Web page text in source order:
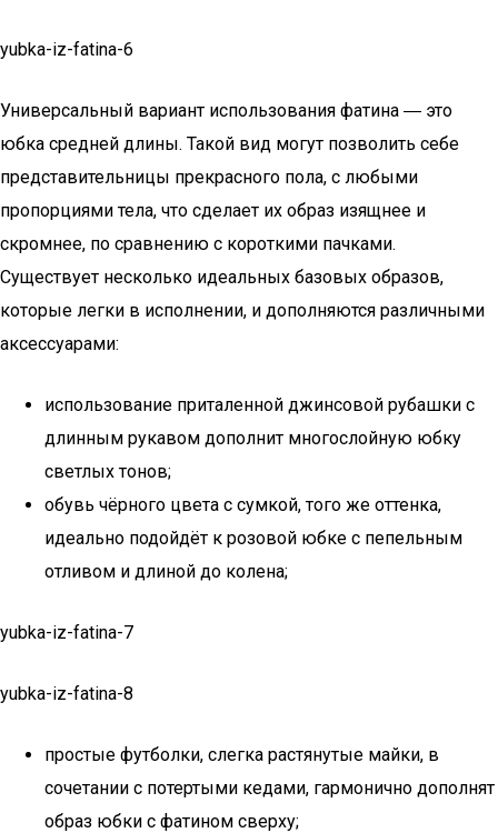
yubka-iz-fatina-6
Универсальный вариант использования фатина ― это
юбка средней длины. Такой вид могут позволить себе
представительницы прекрасного пола, с любыми
пропорциями тела, что сделает их образ изящнее и
скромнее, по сравнению с короткими пачками.
Существует несколько идеальных базовых образов,
которые легки в исполнении, и дополняются различными
аксессуарами:
использование приталенной джинсовой рубашки с
длинным рукавом дополнит многослойную юбку
светлых тонов;
обувь чёрного цвета с сумкой, того же оттенка,
идеально подойдёт к розовой юбке с пепельным
отливом и длиной до колена;
yubka-iz-fatina-7
yubka-iz-fatina-8
простые футболки, слегка растянутые майки, в
сочетании с потертыми кедами, гармонично дополнят
образ юбки с фатином сверху;